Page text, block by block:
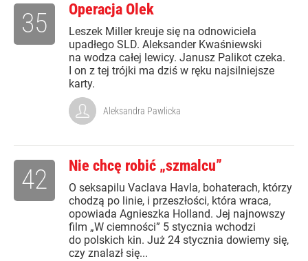
Operacja Olek
Leszek Miller kreuje się na odnowiciela
upadłego SLD. Aleksander Kwaśniewski
na wodza całej lewicy. Janusz Palikot czeka.
I on z tej trójki ma dziś w ręku najsilniejsze
karty.
35
Aleksandra Pawlicka
Nie chcę robić „szmalcu”
O seksapilu Vaclava Havla, bohaterach, którzy
chodzą po linie, i przeszłości, która wraca,
opowiada Agnieszka Holland. Jej najnowszy
film „W ciemności” 5 stycznia wchodzi
do polskich kin. Już 24 stycznia dowiemy się,
czy znalazł się...
42